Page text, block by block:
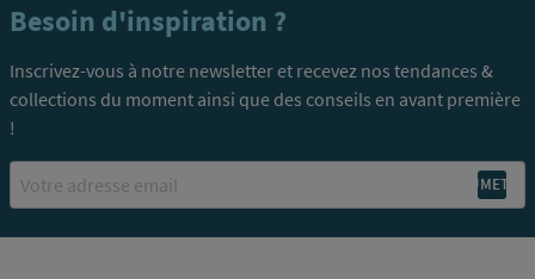
Besoin d'inspiration ?
Inscrivez-vous à notre newsletter et recevez nos tendances &
collections du moment ainsi que des conseils en avant première
!
Email